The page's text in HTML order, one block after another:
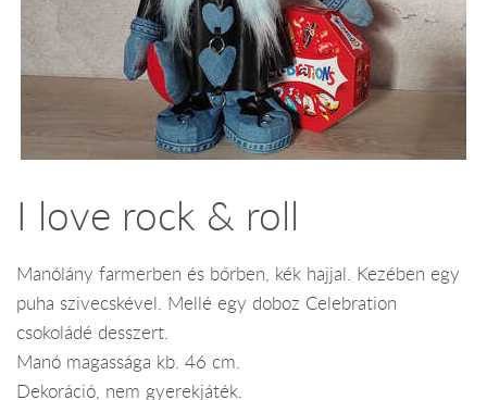
I love rock & roll
Manólány farmerben és bőrben, kék hajjal. Kezében egy
puha szivecskével. Mellé egy doboz Celebration
csokoládé desszert.
Manó magassága kb. 46 cm.
Dekoráció, nem gyerekjáték.